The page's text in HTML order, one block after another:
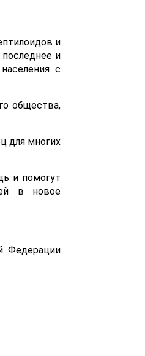
и
и
с
общества,
для многих
и помогут
в новое
Федерации